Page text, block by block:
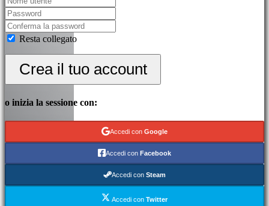
Resta collegato
Crea il tuo account
o inizia la sessione con:
Accedi con Google
Accedi con Facebook
Accedi con Steam
Accedi conTwitter